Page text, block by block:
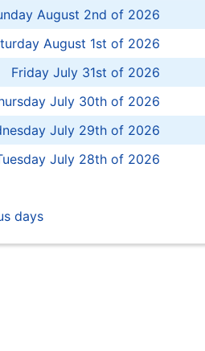
August 2nd of 2026
August 1st of 2026
Friday July 31st of 2026
July 30th of 2026
July 29th of 2026
July 28th of 2026
days